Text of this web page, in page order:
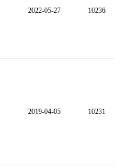
2022-05-27 10236
2019-04-05 10231